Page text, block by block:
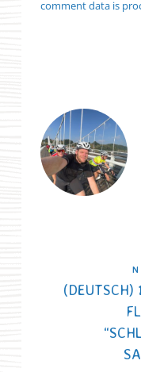
comment data is
(DEUTSCH)